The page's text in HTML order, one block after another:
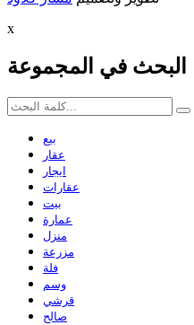
x
البحث في المجموعة
بيع
عقار
ايجار
عقارات
بيت
عمارة
منزل
مزرعة
فلة
وسم
قرشي
صالح